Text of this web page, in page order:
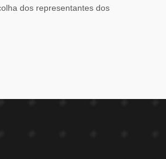
dos representantes dos